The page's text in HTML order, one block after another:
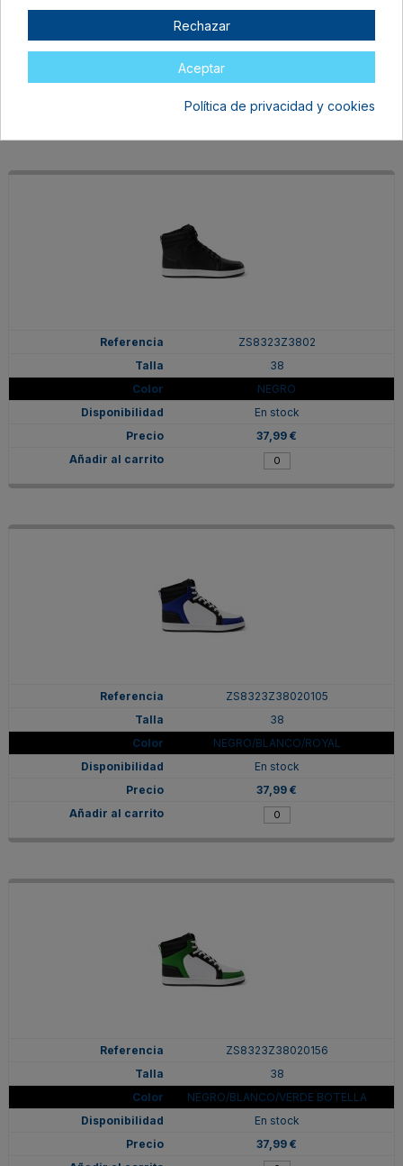
38
BLANCO/MARINO
37,99 €
ZS8323Z3802
38
NEGRO
En stock
37,99 €
ZS8323Z38020105
38
NEGRO/BLANCO/ROYAL
En stock
37,99 €
ZS8323Z38020156
38
NEGRO/BLANCO/VERDE BOTELLA
En stock
37,99 €
Rechazar
Aceptar
Política de privacidad y cookies